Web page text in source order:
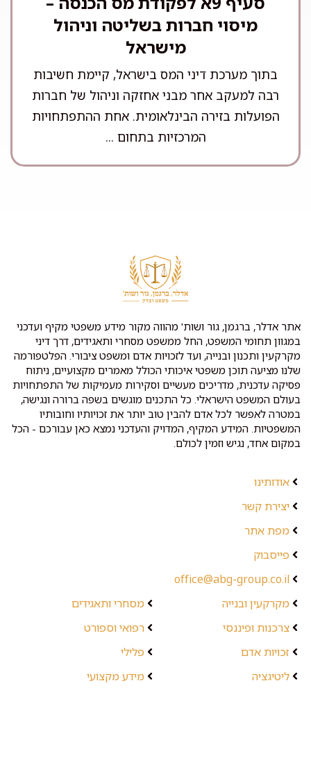
מיסוי חברות בשליטה וניהול
מישראל
בתוך מערכת דיני המס בישראל, קיימת חשיבות
רבה למעקב אחר מבני אחזקה וניהול של חברות
הפועלות בזירה הבינלאומית. אחת ההתפתחויות
המרכזיות בתחום ...
אתר אדלר, ברגמן, גור ושות' מהווה מקור מידע משפטי מקיף ועדכני
במגוון תחומי המשפט, החל ממשפט מסחרי ותאגידים, דרך דיני
מקרקעין ותכנון ובנייה, ועד לזכויות אדם ומשפט ציבורי. הפלטפורמה
שלנו מציעה תוכן משפטי איכותי הכולל מאמרים מקצועיים, ניתוח
פסיקה עדכנית, מדריכים מעשיים וסקירות מעמיקות של התפתחויות
בעולם המשפט הישראלי. כל התכנים מוגשים בשפה ברורה ונגישה,
במטרה לאפשר לכל אדם להבין טוב יותר את זכויותיו וחובותיו
המשפטיות. המידע המקיף, המדויק והעדכני נמצא כאן עבורכם - הכל
במקום אחד, נגיש וזמין לכולם.
אודותינו
יצירת קשר
מפת אתר
פייסבוק
office@abg-group.co.il
מקרקעין ובנייה
צרכנות ופיננסי
זכויות אדם
ליטיגציה
מסחרי ותאגידים
רפואי וספורט
פלילי
מידע מקצועי